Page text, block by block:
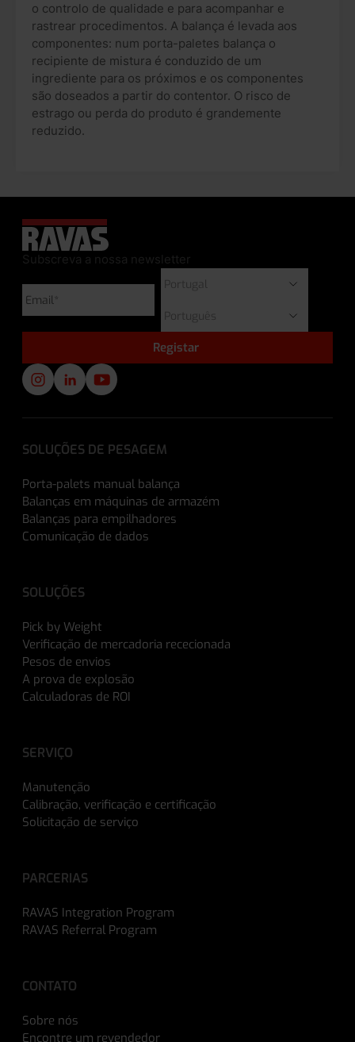
o controlo de qualidade e para acompanhar e
rastrear procedimentos. A balança é levada aos
componentes: num porta-paletes balança o
recipiente de mistura é conduzido de um
ingrediente para os próximos e os componentes
são doseados a partir do contentor. O risco de
estrago ou perda do produto é grandemente
reduzido.
Subscreva a nossa newsletter
SOLUÇÕES DE PESAGEM
Porta-palets manual balança
Balanças em máquinas de armazém
Balanças para empilhadores
Comunicação de dados
SOLUÇÕES
Pick by Weight
Verificação de mercadoria rececionada
Pesos de envios
A prova de explosão
Calculadoras de ROI
SERVIÇO
Manutenção
Calibração, verificação e certificação
Solicitação de serviço
PARCERIAS
RAVAS Integration Program
RAVAS Referral Program
CONTATO
Sobre nós
Encontre um revendedor